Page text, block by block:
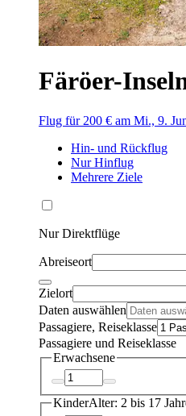
Färöer-
Flug für 200 € am Mi., 9.
Hin- und Rückflug
Nur Hinflug
Mehrere Ziele
Nur Direktflüge
Abreiseort
Zielort
Daten auswählen
Passagiere, Reiseklasse
Passagiere und Reiseklasse
Erwachsene
KinderAlter: 2 bis 17